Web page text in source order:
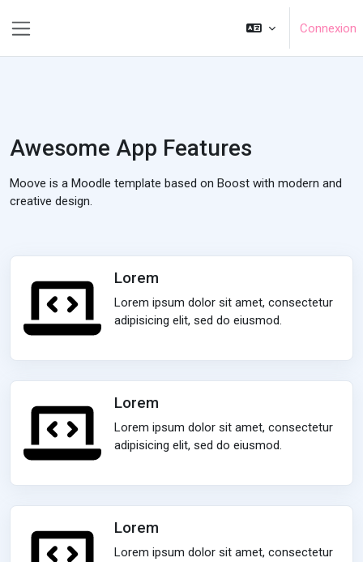
Connexion
Awesome App Features
Moove is a Moodle template based on Boost with modern and
creative design.
Lorem
Lorem ipsum dolor sit amet, consectetur
adipisicing elit, sed do eiusmod.
Lorem
Lorem ipsum dolor sit amet, consectetur
adipisicing elit, sed do eiusmod.
Lorem
Lorem ipsum dolor sit amet, consectetur